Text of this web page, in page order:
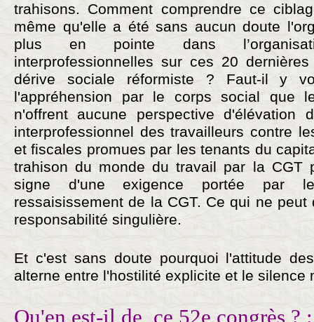
trahisons. Comment comprendre ce
même qu'elle a été sans aucun doute
plus en pointe dans
interprofessionnelles sur ces 20
dérive sociale réformiste ? Faut-il y
l'appréhension par le corps social que
n'offrent aucune perspective d'élévation
interprofessionnel des travailleurs contre
et fiscales promues par les tenants du
trahison du monde du travail par la CGT
signe d'une exigence portée par
ressaisissement de la CGT. Ce qui ne
responsabilité singulière.
Et c'est sans doute pourquoi l'attitude
alterne entre l'hostilité explicite et le silence
Qu'en est-il de ce 52e congrès ? :